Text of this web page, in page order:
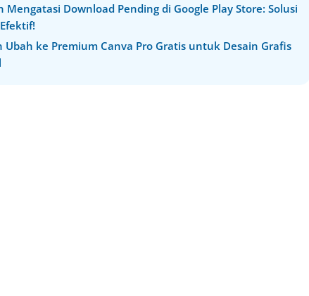
Mengatasi Download Pending di Google Play Store: Solusi
Ubah ke Premium Canva Pro Gratis untuk Desain Grafis